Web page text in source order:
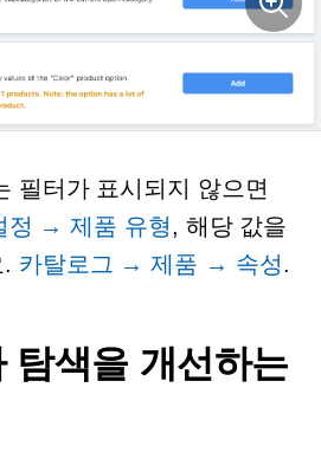
필터가 표시되지 않으면
정 → 제품 유형, 해당 값을
카탈로그 → 제품 → 속성.
탐색을 개선하는